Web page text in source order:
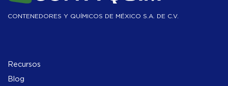
CONTENEDORES Y QUÍMICOS DE MÉXICO S.A. DE C.V.
Recursos
Blog